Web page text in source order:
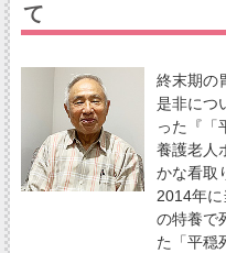
て
終末期の
是非につ
った『「
養護老人
かな看取
2014年
の特養で
た「平穏